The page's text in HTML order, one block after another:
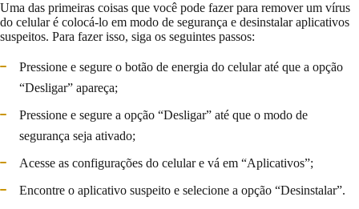
Uma das primeiras coisas que você pode fazer para remover um vírus
do celular é colocá-lo em modo de segurança e desinstalar aplicativos
suspeitos. Para fazer isso, siga os seguintes passos:
Pressione e segure o botão de energia do celular até que a opção
“Desligar” apareça;
Pressione e segure a opção “Desligar” até que o modo de
segurança seja ativado;
Acesse as configurações do celular e vá em “Aplicativos”;
Encontre o aplicativo suspeito e selecione a opção “Desinstalar”.